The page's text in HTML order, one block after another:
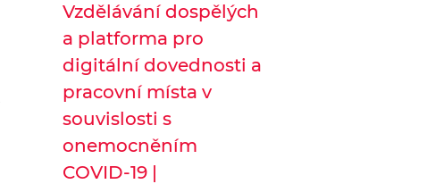
Vzdělávání dospělých
a platforma pro
digitální dovednosti a
pracovní místa v
souvislosti s
onemocněním
COVID-19 |